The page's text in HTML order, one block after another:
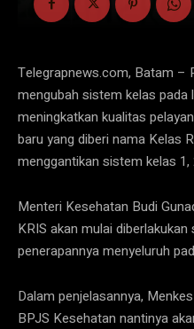
Telegrapnews.com, Batam –
mengubah sistem kelas pada
meningkatkan kualitas
baru yang diberi nama Kelas
menggantikan sistem kelas 1,
Menteri Kesehatan Budi
KRIS akan mulai
penerapannya menyeluruh
Dalam penjelasannya,
BPJS Kesehatan nantinya